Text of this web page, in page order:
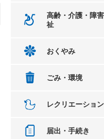
高齢・介護・障
祉
おくやみ
ごみ・環境
レクリエーション
届出・手続き